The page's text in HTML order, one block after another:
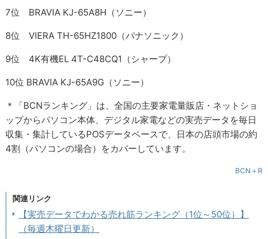
7位 BRAVIA KJ-65A8H（ソニー）
8位 VIERA TH-65HZ1800（パナソニック）
9位 4K有機EL 4T-C48CQ1（シャープ）
10位 BRAVIA KJ-65A9G（ソニー）
＊「BCNランキング」は、全国の主要家電量販店・ネットショ
ップからパソコン本体、デジタル家電などの実売データを毎日
収集・集計しているPOSデータベースで、日本の店頭市場の約
4割（パソコンの場合）をカバーしています。
BCN＋R
関連リンク
【実売データでわかる売れ筋ランキング（1位～50位）】
（毎週木曜日更新）